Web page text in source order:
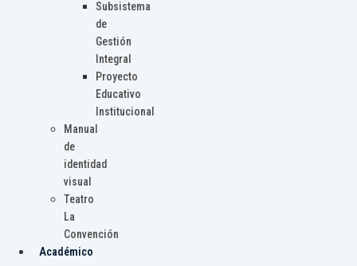
Subsistema
de
Gestión
Integral
Proyecto
Educativo
Institucional
Manual
de
identidad
visual
Teatro
La
Convención
Académico